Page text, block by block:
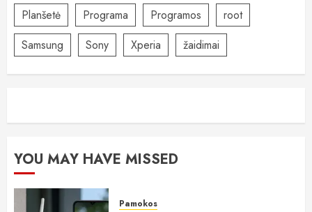
Planšetė
Programa Programos
root
Samsung
Sony Xperia žaidimai
YOU MAY HAVE MISSED
Pamokos